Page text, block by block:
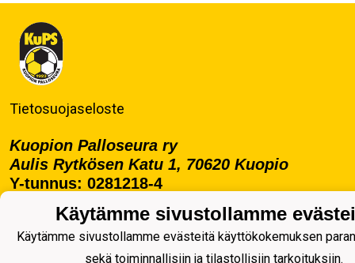
Tietosuojaseloste
Kuopion Palloseura ry
Aulis Rytkösen Katu 1, 70620 Kuopio
Y-tunnus: 0281218-4
KuPS -Elämänmittainen tarina- Banzai
Käytämme sivustollamme
Käytämme sivustollamme evästeitä käyttökokemuksen
sekä toiminnallisiin ja tilastollisiin tarkoituksiin.